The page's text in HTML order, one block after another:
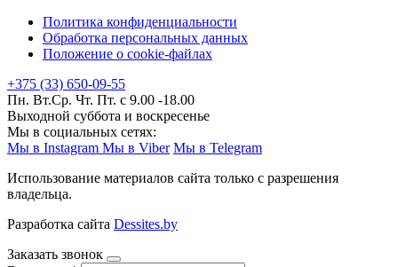
Политика конфиденциальности
Обработка персональных данных
Положение о cookie-файлах
+375 (33) 650-09-55
Пн. Вт.Ср. Чт. Пт. с 9.00 -18.00
Выходной суббота и воскресенье
Мы в социальных сетях:
Мы в Instagram Мы в Viber Мы в Telegram
Использование материалов сайта только с разрешения
владельца.
Разработка сайта Dessites.by
Заказать звонок